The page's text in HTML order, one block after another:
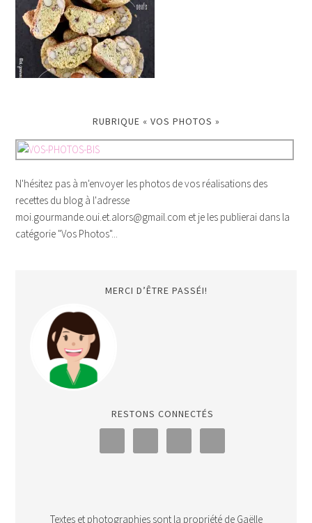
RUBRIQUE « VOS PHOTOS »
N'hésitez pas à m'envoyer les photos de vos réalisations des
recettes du blog à l'adresse
moi.gourmande.oui.et.alors@gmail.com et je les publierai dans la
catégorie "Vos Photos"...
MERCI D’ÊTRE PASSÉI!
RESTONS CONNECTÉS
Textes et photographies sont la propriété de Gaëlle